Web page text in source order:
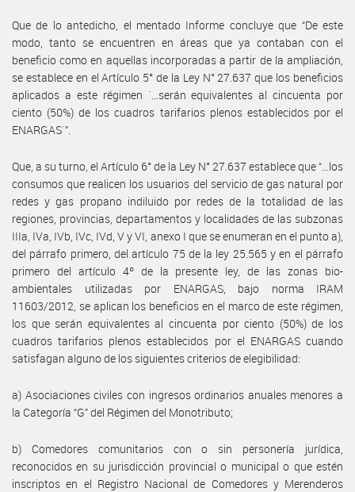
Que de lo antedicho, el mentado Informe concluye que “De este
modo, tanto se encuentren en áreas que ya contaban con el
beneficio como en aquellas incorporadas a partir de la ampliación,
se establece en el Artículo 5° de la Ley N° 27.637 que los beneficios
aplicados a este régimen ´…serán equivalentes al cincuenta por
ciento (50%) de los cuadros tarifarios plenos establecidos por el
ENARGAS´”.
Que, a su turno, el Artículo 6° de la Ley N° 27.637 establece que “…los
consumos que realicen los usuarios del servicio de gas natural por
redes y gas propano indiluido por redes de la totalidad de las
regiones, provincias, departamentos y localidades de las subzonas
IIIa, IVa, IVb, IVc, IVd, V y VI, anexo I que se enumeran en el punto a),
del párrafo primero, del artículo 75 de la ley 25.565 y en el párrafo
primero del artículo 4º de la presente ley, de las zonas bio-
ambientales utilizadas por ENARGAS, bajo norma IRAM
11603/2012, se aplican los beneficios en el marco de este régimen,
los que serán equivalentes al cincuenta por ciento (50%) de los
cuadros tarifarios plenos establecidos por el ENARGAS cuando
satisfagan alguno de los siguientes criterios de elegibilidad:
a) Asociaciones civiles con ingresos ordinarios anuales menores a
la Categoría “G” del Régimen del Monotributo;
b) Comedores comunitarios con o sin personería jurídica,
reconocidos en su jurisdicción provincial o municipal o que estén
inscriptos en el Registro Nacional de Comedores y Merenderos